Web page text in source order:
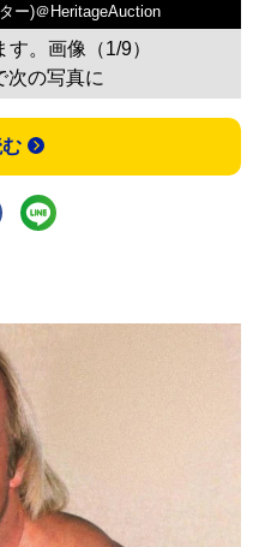
ー)＠HeritageAuction
。画像（1/9）
次の写真に